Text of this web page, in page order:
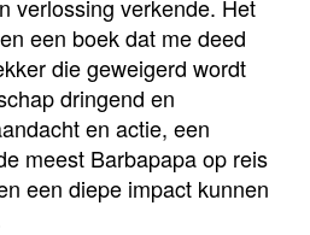
verlossing verkende. Het
een boek dat me deed
die geweigerd wordt
dringend en
en actie, een
meest Barbapapa op reis
een diepe impact kunnen